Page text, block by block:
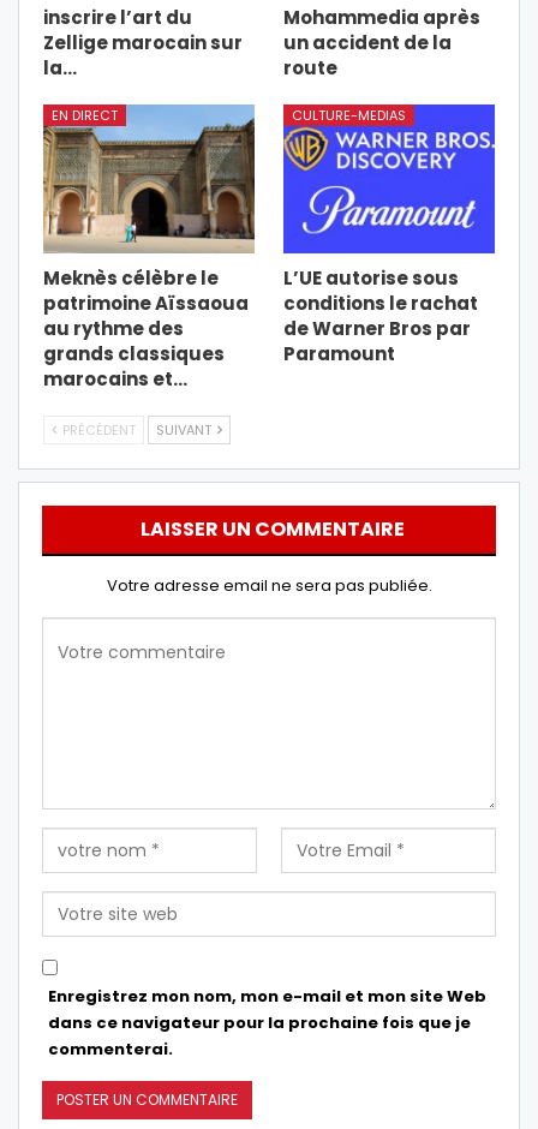
inscrire l’art du
Zellige marocain sur
la…
Mohammedia après
un accident de la
route
EN DIRECT
Meknès célèbre le
patrimoine Aïssaoua
au rythme des
grands classiques
marocains et…
CULTURE-MEDIAS
L’UE autorise sous
conditions le rachat
de Warner Bros par
Paramount
PRÉCÉDENT SUIVANT
LAISSER UN COMMENTAIRE
Votre adresse email ne sera pas publiée.
Enregistrez mon nom, mon e-mail et mon site Web
dans ce navigateur pour la prochaine fois que je
commenterai.